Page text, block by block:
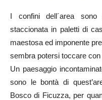
I confini dell´area sono
staccionata in paletti di
maestosa ed imponente
sembra potersi toccare con
Un paesaggio
sono le bontà di
Bosco di Ficuzza, per